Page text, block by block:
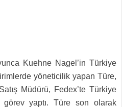
Kuehne Nagel’in Türkiye
yöneticilik yapan Türe,
Müdürü, Fedex’te Türkiye
yaptı. Türe son olarak